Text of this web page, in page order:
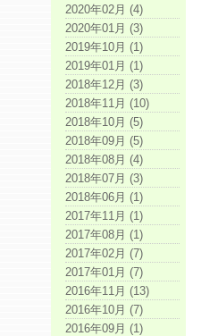
2020年02月 (4)
2020年01月 (3)
2019年10月 (1)
2019年01月 (1)
2018年12月 (3)
2018年11月 (10)
2018年10月 (5)
2018年09月 (5)
2018年08月 (4)
2018年07月 (3)
2018年06月 (1)
2017年11月 (1)
2017年08月 (1)
2017年02月 (7)
2017年01月 (7)
2016年11月 (13)
2016年10月 (7)
2016年09月 (1)